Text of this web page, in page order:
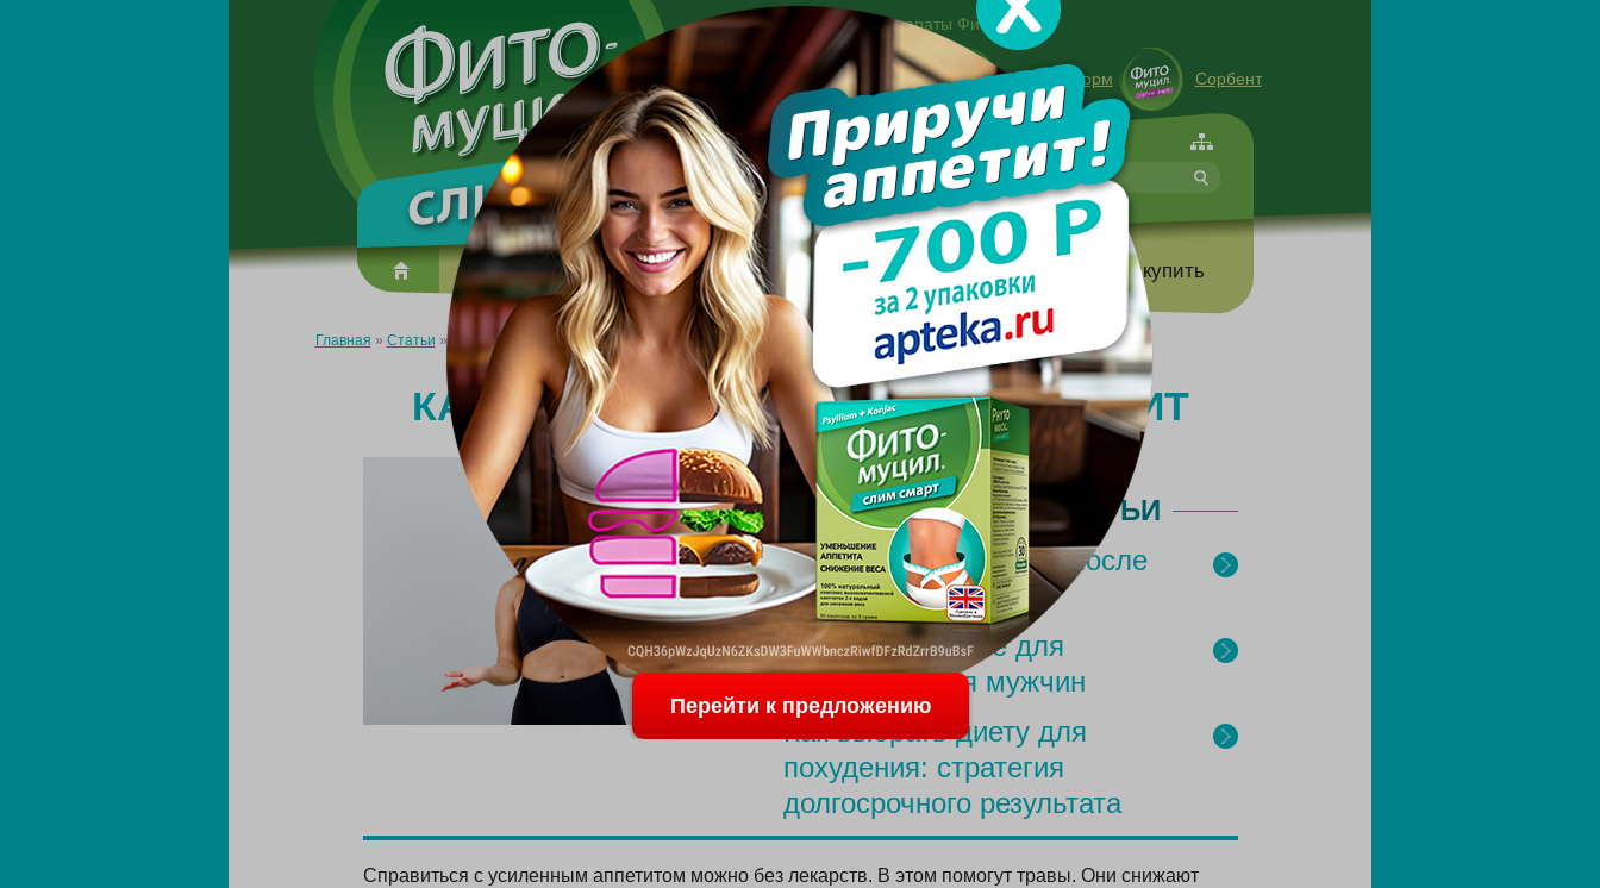
Другие препараты Фитомуцил:
Норм Холестенорм Сорбент
форте
Made in the UK
Консультация специалиста:
+7 495 744-06-27
О препарате Усиль эффект Полезно знать Вопрос-ответ Где купить
Главная » Статьи »Какие травы подавляют аппетит
КАКИЕ ТРАВЫ ПОДАВЛЯЮТ АППЕТИТ
ПОСЛЕДНИЕ СТАТЬИ
Меню для похудения после
родов
Простое питание для
похудения для мужчин
Как выбрать диету для
похудения: стратегия
долгосрочного результата
Справиться с усиленным аппетитом можно без лекарств. В этом помогут травы. Они снижают
Перейти к предложению